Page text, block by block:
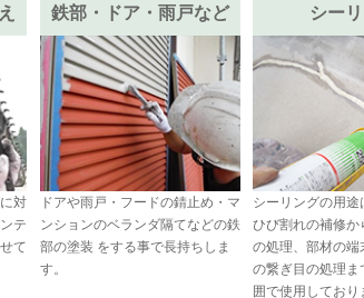
対
テ
て
鉄部・ドア・雨戸など
ドアや雨戸・フードの錆止め・マ
ンションのベランダ隔てなどの鉄
部の塗装 をする事で長持ちしま
す。
シー
シーリングの用
ひび割れの補修か
の処理、部材の
の繋ぎ目の処理
囲で使用しており